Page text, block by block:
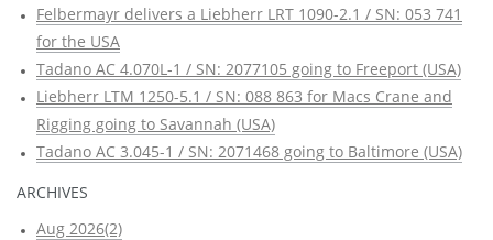
Felbermayr delivers a Liebherr LRT 1090-2.1 / SN: 053 741
for the USA
Tadano AC 4.070L-1 / SN: 2077105 going to Freeport (USA)
Liebherr LTM 1250-5.1 / SN: 088 863 for Macs Crane and
Rigging going to Savannah (USA)
Tadano AC 3.045-1 / SN: 2071468 going to Baltimore (USA)
ARCHIVES
Aug 2026(2)